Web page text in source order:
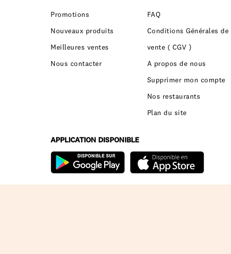
Promotions
Nouveaux produits
Meilleures ventes
Nous contacter
FAQ
Conditions Générales de
vente ( CGV )
A propos de nous
Supprimer mon compte
Nos restaurants
Plan du site
APPLICATION DISPONIBLE